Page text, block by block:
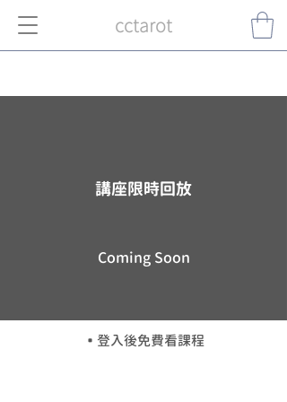
cctarot
講座限時回放
Coming Soon
​▪️登入後免費看課程